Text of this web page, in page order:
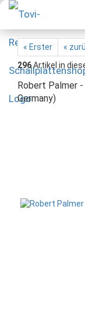
« Erster «
296Artikel in
Robert Palmer
Germany)